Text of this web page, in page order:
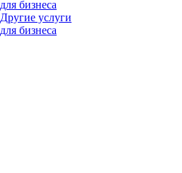
Другие услуги
для бизнеса